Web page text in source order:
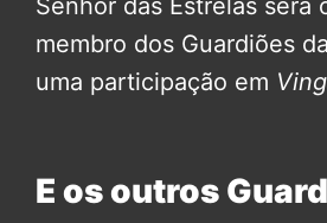
Senhor das Estrelas será
membro dos Guardiões
uma participação em
E os outros